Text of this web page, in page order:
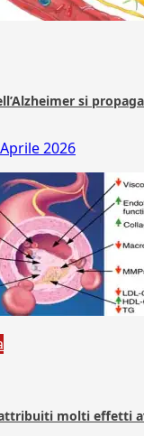
si
2026
molti effetti